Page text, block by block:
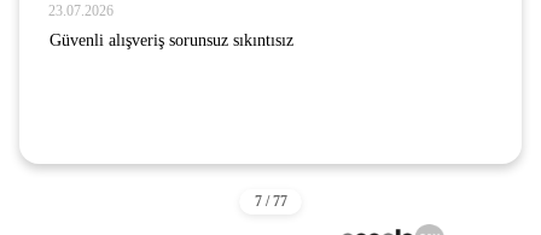
23.07.2026
Güvenli alışveriş sorunsuz sıkıntısız